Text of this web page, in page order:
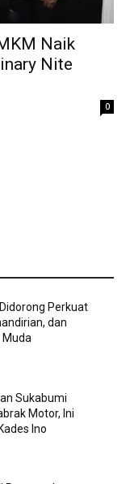
Naik
Nite
0
Perkuat
dan
Muda
Sukabumi
Motor, Ini
Ino